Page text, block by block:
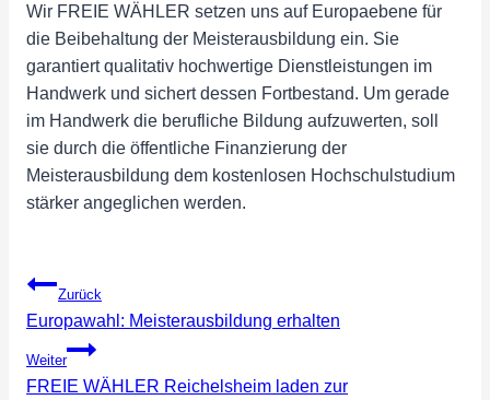
Wir FREIE WÄHLER setzen uns auf Europaebene für
die Beibehaltung der Meisterausbildung ein. Sie
garantiert qualitativ hochwertige Dienstleistungen im
Handwerk und sichert dessen Fortbestand. Um gerade
im Handwerk die berufliche Bildung aufzuwerten, soll
sie durch die öffentliche Finanzierung der
Meisterausbildung dem kostenlosen Hochschulstudium
stärker angeglichen werden.
Beitragsnavigation
Zurück
Europawahl: Meisterausbildung erhalten
Weiter
FREIE WÄHLER Reichelsheim laden zur